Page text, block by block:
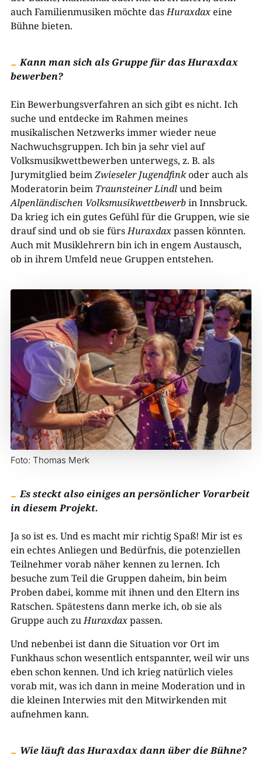
auch Familienmusiken möchte dasHuraxdaxeine
Bühne bieten.
Kann man sich als Gruppe für das Huraxdax
bewerben?
Ein Bewerbungsverfahren an sich gibt es nicht. Ich
suche und entdecke im Rahmen meines
musikalischen Netzwerks immer wieder neue
Nachwuchsgruppen. Ich bin ja sehr viel auf
Volksmusikwettbewerben unterwegs, z. B. als
Jurymitglied beimZwieseler Jugendfinkoder auch als
Moderatorin beim Traunsteiner Lindlund beim
Alpenländischen Volksmusikwettbewerbin Innsbruck.
Da krieg ich ein gutes Gefühl für die Gruppen, wie sie
drauf sind und ob sie fürsHuraxdaxpassen könnten.
Auch mit Musiklehrern bin ich in engem Austausch,
ob in ihrem Umfeld neue Gruppen entstehen.
Foto: Thomas Merk
Es steckt also einiges an persönlicher Vorarbeit
in diesem Projekt.
Ja so ist es. Und es macht mir richtig Spaß! Mir ist es
ein echtes Anliegen und Bedürfnis, die potenziellen
Teilnehmer vorab näher kennen zu lernen. Ich
besuche zum Teil die Gruppen daheim, bin beim
Proben dabei, komme mit ihnen und den Eltern ins
Ratschen. Spätestens dann merke ich, ob sie als
Gruppe auch zuHuraxdaxpassen.
Und nebenbei ist dann die Situation vor Ort im
Funkhaus schon wesentlich entspannter, weil wir uns
eben schon kennen. Und ich krieg natürlich vieles
vorab mit, was ich dann in meine Moderation und in
die kleinen Interwies mit den Mitwirkenden mit
aufnehmen kann.
Wie läuft das Huraxdax dann über die Bühne?